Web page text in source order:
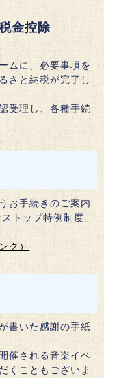
金控除
ムに、必要事項を
さと納税が完了し
受理し、各種手続
お手続きのご案内
トップ特例制度」
ク）
書いた感謝の手紙
催される音楽イベ
くこともございま